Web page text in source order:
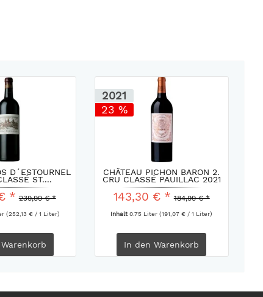
D´ESTOURNEL
ST....
* 239,99 € *
(252,13 € / 1 Liter)
Warenkorb
2021
23 %
CHÂTEAU PICHON BARON 2.
CRU CLASSÉ PAUILLAC 2021
143,30 € * 184,99 € *
Inhalt0.75 Liter(191,07 € / 1 Liter)
In den Warenkorb